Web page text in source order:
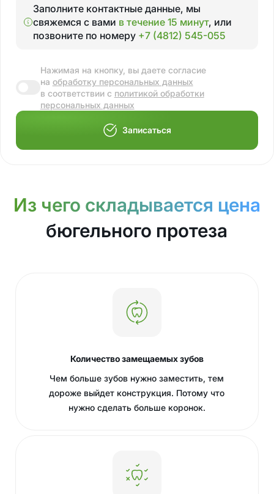
Заполните контактные данные, мы
свяжемся с вами в течение 15 минут, или
позвоните по номеру +7 (4812) 545-055
Нажимая на кнопку, вы даете согласие
на обработку персональных данных
в соответствии с политикой обработки
персональных данных
Записаться
Из чего складывается цена
бюгельного протеза
Количество замещаемых зубов
Чем больше зубов нужно заместить, тем
дороже выйдет конструкция. Потому что
нужно сделать больше коронок.